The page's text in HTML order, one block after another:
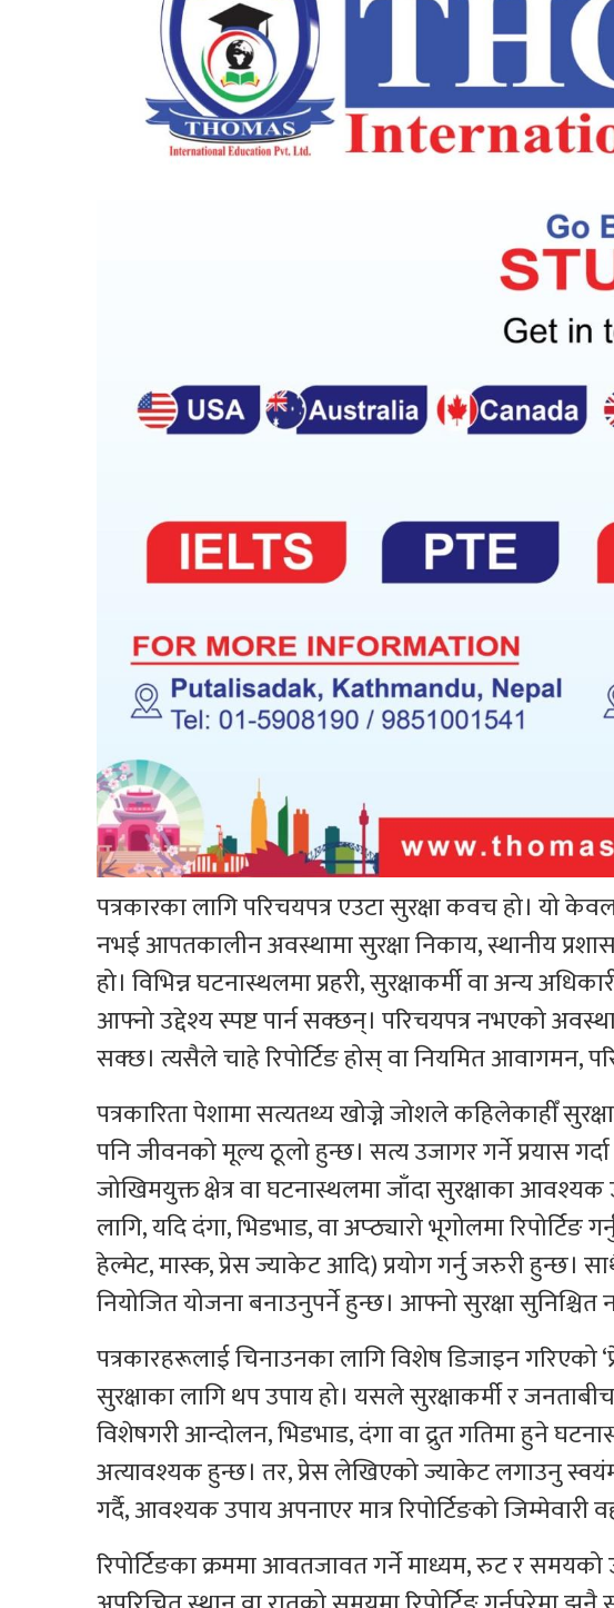
पत्रकारका लागि परिचयपत्र एउटा सुरक्षा कवच हो। यो
नभई आपतकालीन अवस्थामा सुरक्षा निकाय, स्थानीय
हो। विभिन्न घटनास्थलमा प्रहरी, सुरक्षाकर्मी वा अन्य
आफ्नो उद्देश्य स्पष्ट पार्न सक्छन्। परिचयपत्र नभएको
सक्छ। त्यसैले चाहे रिपोर्टिङ होस् वा नियमित आवागमन,
पत्रकारिता पेशामा सत्यतथ्य खोज्ने जोशले कहिलेकाहीँ
पनि जीवनको मूल्य ठूलो हुन्छ। सत्य उजागर गर्ने प्रयास
जोखिमयुक्त क्षेत्र वा घटनास्थलमा जाँदा सुरक्षाका
लागि, यदि दंगा, भिडभाड, वा अप्ठ्यारो भूगोलमा
हेल्मेट, मास्क, प्रेस ज्याकेट आदि) प्रयोग गर्नु जरुरी हुन्छ।
नियोजित योजना बनाउनुपर्ने हुन्छ। आफ्नो सुरक्षा
पत्रकारहरूलाई चिनाउनका लागि विशेष डिजाइन गरिएको
सुरक्षाका लागि थप उपाय हो। यसले सुरक्षाकर्मी र
विशेषगरी आन्दोलन, भिडभाड, दंगा वा द्रुत गतिमा हुने
अत्यावश्यक हुन्छ। तर, प्रेस लेखिएको ज्याकेट लगाउनु
गर्दै, आवश्यक उपाय अपनाएर मात्र रिपोर्टिङको जिम्मेवारी
रिपोर्टिङका क्रममा आवतजावत गर्ने माध्यम, रुट र